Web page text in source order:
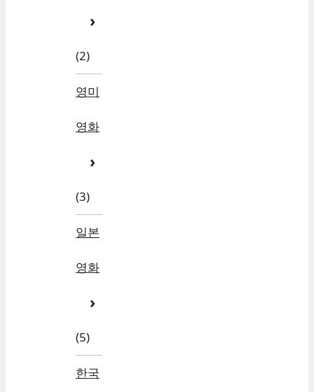
(2)
영미
영화
(3)
일본
영화
(5)
한국